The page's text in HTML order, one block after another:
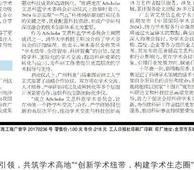
，共筑学术高地”“创新学术纽带，构建学术生态圈